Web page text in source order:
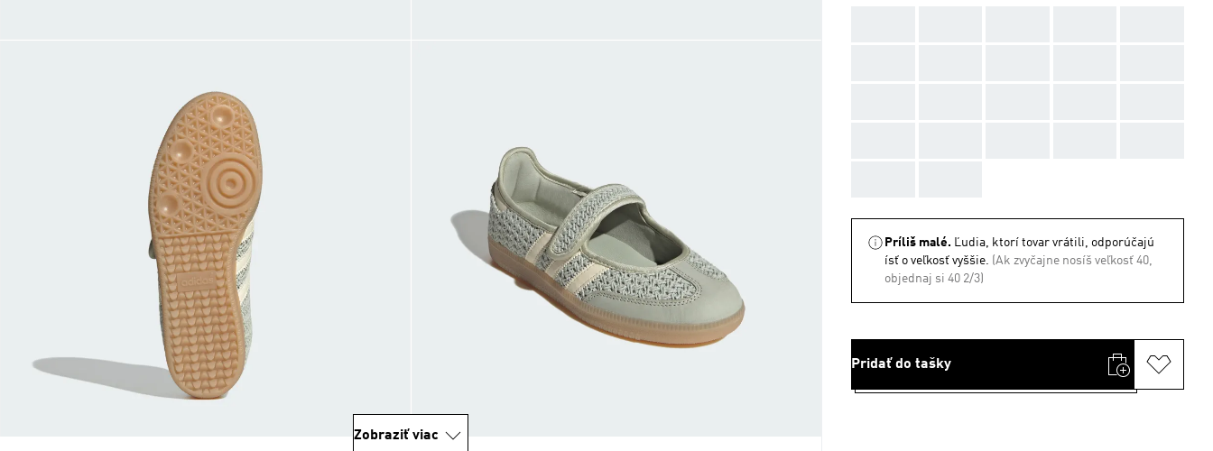
Zobraziť viac
Príliš malé. Ľudia, ktorí tovar vrátili, odporúčajú
ísť o veľkosť vyššie. (Ak zvyčajne nosíš veľkosť 40,
objednaj si 40 2/3)
Pridať do tašky